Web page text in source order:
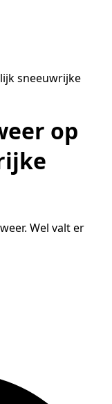
sneeuwrijke
op
Wel valt er